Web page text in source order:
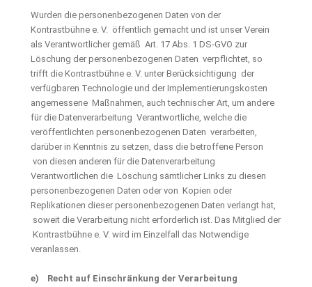
Wurden die personenbezogenen Daten von der
Kontrastbühne e. V. öffentlich gemacht und ist unser Verein
als Verantwortlicher gemäß Art. 17 Abs. 1 DS-GVO zur
Löschung der personenbezogenen Daten verpflichtet, so
trifft die Kontrastbühne e. V. unter Berücksichtigung der
verfügbaren Technologie und der Implementierungskosten
angemessene Maßnahmen, auch technischer Art, um andere
für die Datenverarbeitung Verantwortliche, welche die
veröffentlichten personenbezogenen Daten verarbeiten,
darüber in Kenntnis zu setzen, dass die betroffene Person
von diesen anderen für die Datenverarbeitung
Verantwortlichen die Löschung sämtlicher Links zu diesen
personenbezogenen Daten oder von Kopien oder
Replikationen dieser personenbezogenen Daten verlangt hat,
soweit die Verarbeitung nicht erforderlich ist. Das Mitglied der
Kontrastbühne e. V. wird im Einzelfall das Notwendige
veranlassen.
e) Recht auf Einschränkung der Verarbeitung